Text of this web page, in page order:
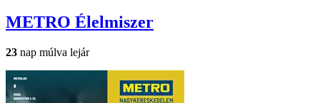
METRO Élelmiszer
23 nap múlva lejár